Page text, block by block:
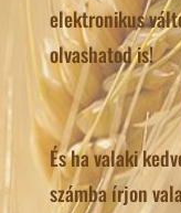
elektronikus
olvashatod is!
És ha valaki
számba írjon